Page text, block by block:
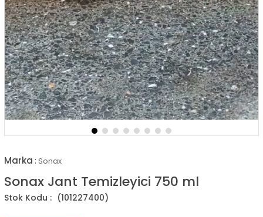
Marka : Sonax
Sonax Jant Temizleyici 750 ml
(101227400)